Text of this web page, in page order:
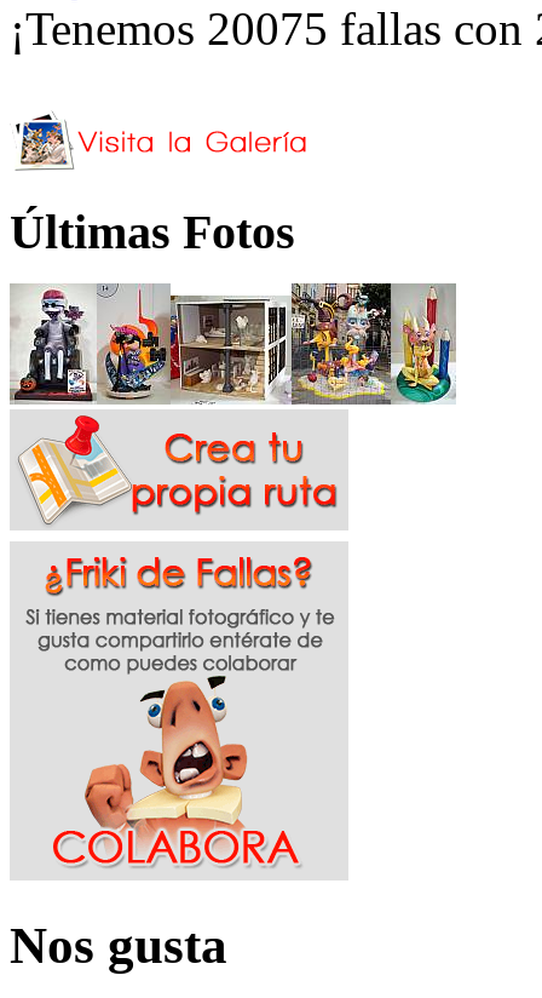
¡Tenemos 20075 fallas
Últimas Fotos
Nos gusta